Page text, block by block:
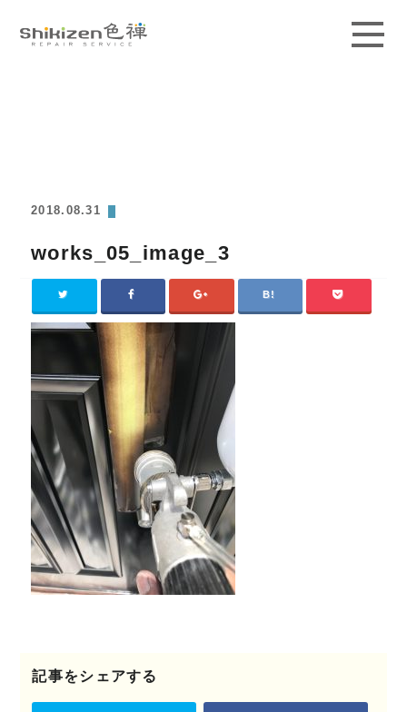
WORKS
PRICE / AREA
SCHOOL
CONTACT
ACCESS
©2018 SHIKIZEN
2018.08.31
works_05_image_3
記事をシェアする